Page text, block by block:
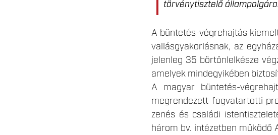
törvénytisztelő
A büntetés-végrehajtás
vallásgyakorlásnak, az
jelenleg 35 börtönlelkésze
amelyek mindegyikében
A magyar büntetés-
megrendezett fogvatartotti
zenés és családi
három bv. intézetben működő